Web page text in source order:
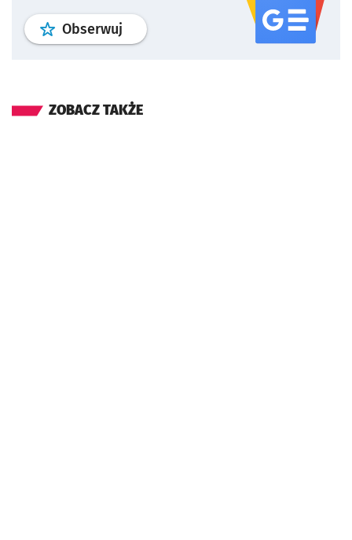
Obserwuj profil serwisu
ZOBACZ TAKŻE